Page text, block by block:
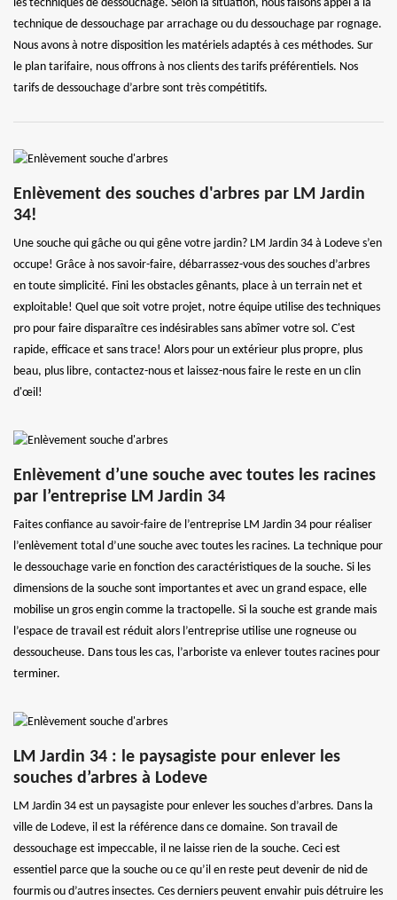
les techniques de dessouchage. Selon la situation, nous faisons appel à la
technique de dessouchage par arrachage ou du dessouchage par rognage.
Nous avons à notre disposition les matériels adaptés à ces méthodes. Sur
le plan tarifaire, nous offrons à nos clients des tarifs préférentiels. Nos
tarifs de dessouchage d’arbre sont très compétitifs.
Enlèvement des souches d'arbres par LM Jardin
34!
Une souche qui gâche ou qui gêne votre jardin? LM Jardin 34 à Lodeve s’en
occupe! Grâce à nos savoir-faire, débarrassez-vous des souches d’arbres
en toute simplicité. Fini les obstacles gênants, place à un terrain net et
exploitable! Quel que soit votre projet, notre équipe utilise des techniques
pro pour faire disparaître ces indésirables sans abîmer votre sol. C'est
rapide, efficace et sans trace! Alors pour un extérieur plus propre, plus
beau, plus libre, contactez-nous et laissez-nous faire le reste en un clin
d'œil!
Enlèvement d’une souche avec toutes les racines
par l’entreprise LM Jardin 34
Faites confiance au savoir-faire de l’entreprise LM Jardin 34 pour réaliser
l’enlèvement total d’une souche avec toutes les racines. La technique pour
le dessouchage varie en fonction des caractéristiques de la souche. Si les
dimensions de la souche sont importantes et avec un grand espace, elle
mobilise un gros engin comme la tractopelle. Si la souche est grande mais
l’espace de travail est réduit alors l’entreprise utilise une rogneuse ou
dessoucheuse. Dans tous les cas, l’arboriste va enlever toutes racines pour
terminer.
LM Jardin 34 : le paysagiste pour enlever les
souches d’arbres à Lodeve
LM Jardin 34 est un paysagiste pour enlever les souches d’arbres. Dans la
ville de Lodeve, il est la référence dans ce domaine. Son travail de
dessouchage est impeccable, il ne laisse rien de la souche. Ceci est
essentiel parce que la souche ou ce qu’il en reste peut devenir de nid de
fourmis ou d’autres insectes. Ces derniers peuvent envahir puis détruire les